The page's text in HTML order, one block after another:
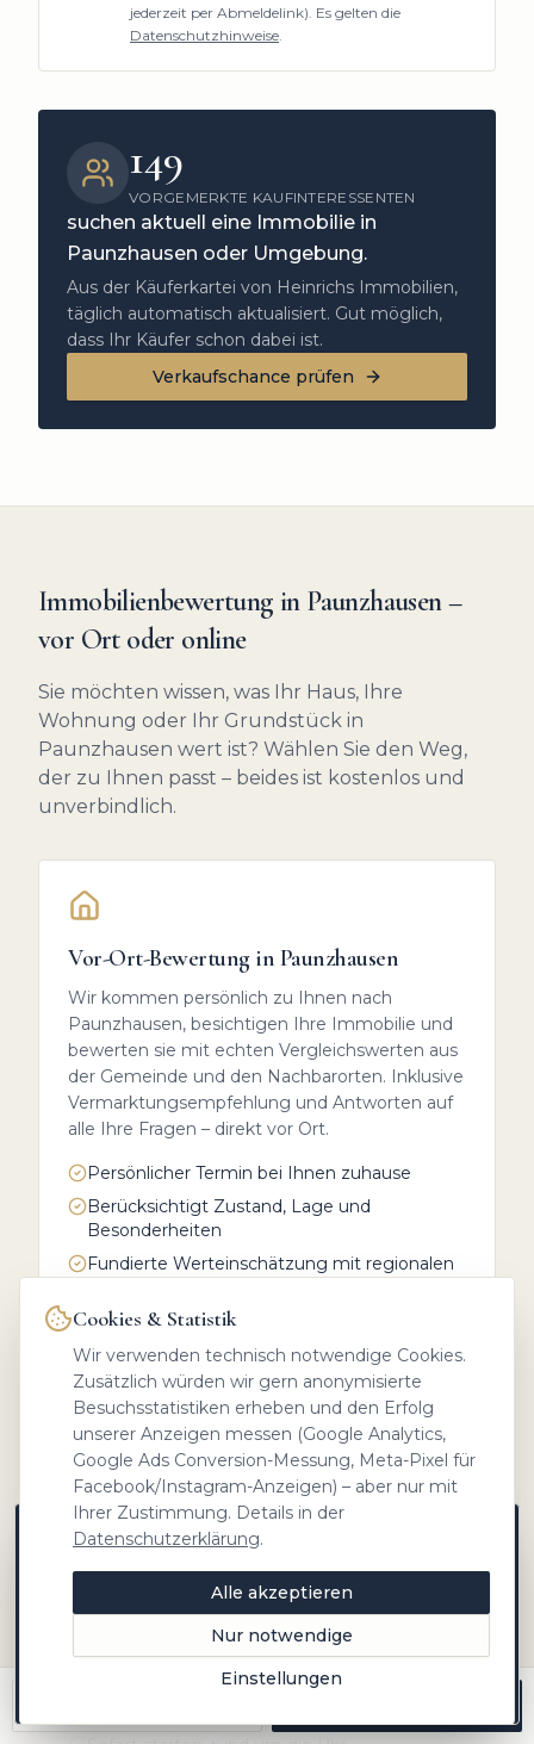
jederzeit per Abmeldelink). Es gelten die
Datenschutzhinweise.
149
VORGEMERKTE KAUFINTERESSENTEN
suchen aktuell eine Immobilie in
Paunzhausen oder Umgebung.
Aus der Käuferkartei von Heinrichs Immobilien,
täglich automatisch aktualisiert. Gut möglich,
dass Ihr Käufer schon dabei ist.
Verkaufschance prüfen
Immobilienbewertung in Paunzhausen–
vor Ort oder online
Sie möchten wissen, was Ihr Haus, Ihre
Wohnung oder Ihr Grundstück in
Paunzhausen wert ist? Wählen Sie den Weg,
der zu Ihnen passt – beides ist kostenlos und
unverbindlich.
Vor-Ort-Bewertung in Paunzhausen
Wir kommen persönlich zu Ihnen nach
Paunzhausen, besichtigen Ihre Immobilie und
bewerten sie mit echten Vergleichswerten aus
der Gemeinde und den Nachbarorten. Inklusive
Vermarktungsempfehlung und Antworten auf
alle Ihre Fragen – direkt vor Ort.
Persönlicher Termin bei Ihnen zuhause
Berücksichtigt Zustand, Lage und
Besonderheiten
Fundierte Werteinschätzung mit regionalen
Vor-Ort-Termin inPaunzhausenanfragen
Online-Bewertung: 3 Minuten Eingabe –
erste Preisspanne sofort
Sie möchten zunächst eine erste Orientierung?
Starten Sie die Online-Bewertung: Eckdaten
eingeben, Ergebnis erhalten – bequem von
zuhause. Ideal als Ausgangspunkt, bevor wir
Neue Objekte zuerst auf Instagram
Marktwissen aus Freising, Einblicke hinter die
Kulissen und Objekte vor allen anderen –
folgen Sie @heinrichs.immobilien.
Jetzt folgen Später
Cookies & Statistik
Wir verwenden technisch notwendige Cookies.
Zusätzlich würden wir gern anonymisierte
Besuchsstatistiken erheben und den Erfolg
unserer Anzeigen messen (Google Analytics,
Google Ads Conversion-Messung, Meta-Pixel für
Facebook/Instagram-Anzeigen) – aber nur mit
Ihrer Zustimmung. Details in der
Datenschutzerklärung.
Alle akzeptieren
Nur notwendige
Einstellungen